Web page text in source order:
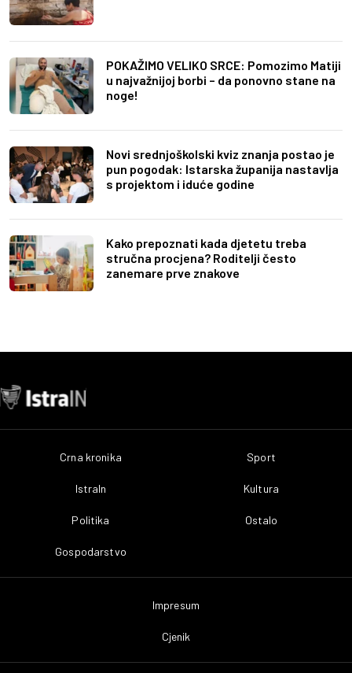
POKAŽIMO VELIKO SRCE: Pomozimo Matiji
u najvažnijoj borbi – da ponovno stane na
noge!
Novi srednjoškolski kviz znanja postao je
pun pogodak: Istarska županija nastavlja
s projektom i iduće godine
Kako prepoznati kada djetetu treba
stručna procjena? Roditelji često
zanemare prve znakove
Crna kronika
IstraIn
Politika
Gospodarstvo
Sport
Kultura
Ostalo
Impresum
Cjenik